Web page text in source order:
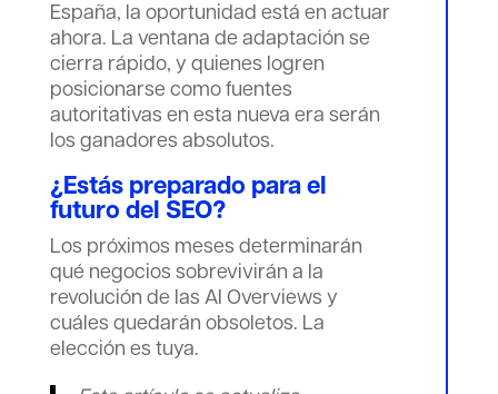
España, la oportunidad está en actuar
ahora. La ventana de adaptación se
cierra rápido, y quienes logren
posicionarse como fuentes
autoritativas en esta nueva era serán
los ganadores absolutos.
¿Estás preparado para el
futuro del SEO?
Los próximos meses determinarán
qué negocios sobrevivirán a la
revolución de las AI Overviews y
cuáles quedarán obsoletos. La
elección es tuya.